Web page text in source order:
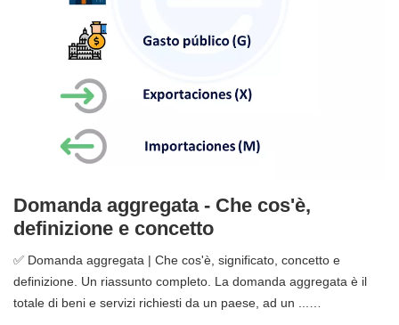
Domanda aggregata - Che cos'è,
definizione e concetto
✅ Domanda aggregata | Che cos'è, significato, concetto e
definizione. Un riassunto completo. La domanda aggregata è il
totale di beni e servizi richiesti da un paese, ad un ...…